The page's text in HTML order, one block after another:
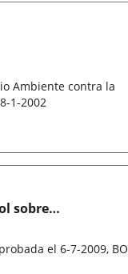
Ambiente contra la
1-2002
sobre
Prevención
el 6-7-2009,